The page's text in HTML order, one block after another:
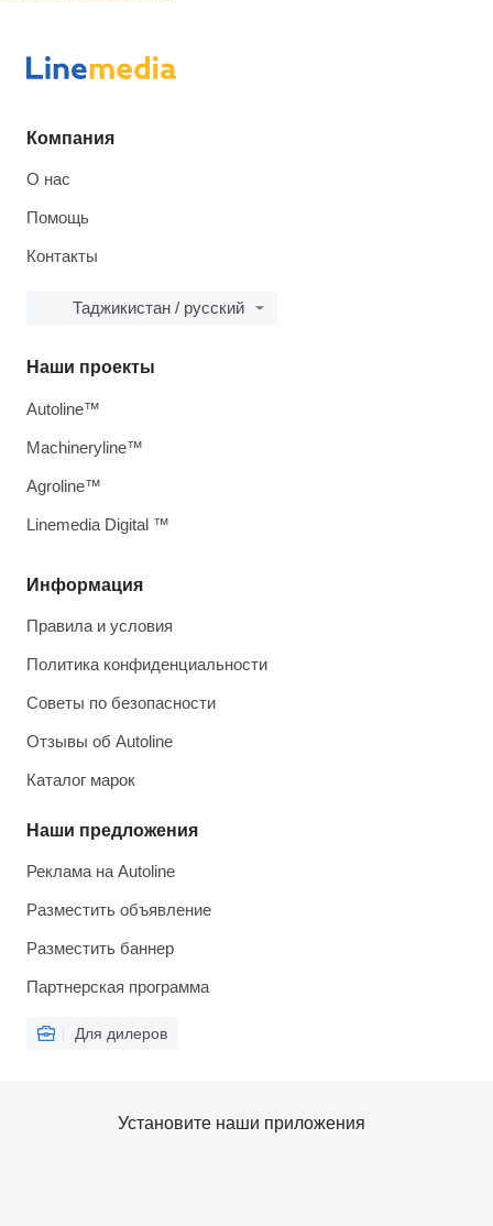
Компания
О нас
Помощь
Контакты
Таджикистан / русский
Информация
Правила и условия
Политика конфиденциальности
Советы по безопасности
Отзывы об Autoline
Каталог марок
Наши предложения
Реклама на Autoline
Разместить объявление
Разместить баннер
Партнерская программа
Для дилеров
Наши проекты
Autoline™
Machineryline™
Agroline™
Linemedia Digital ™
Установите наши приложения